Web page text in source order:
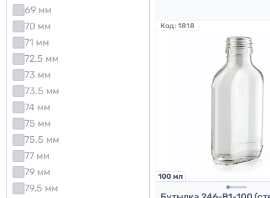
69 мм
70 мм
71 мм
72.5 мм
73 мм
73.5 мм
74 мм
75 мм
75.5 мм
77 мм
79 мм
79.5 мм
Код: 1818
100 мл